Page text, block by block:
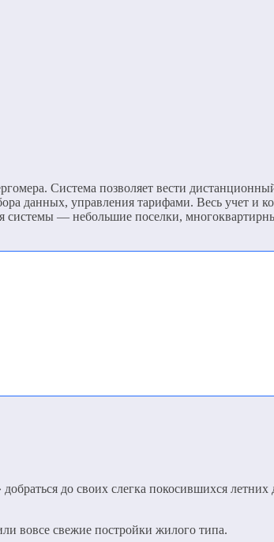
Система позволяет вести
данных, управления тарифами. Весь учет и
системы — небольшие поселки,
до своих слегка покосившихся
вовсе свежие постройки жилого типа.